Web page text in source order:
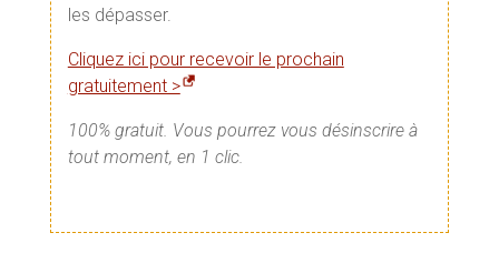
les dépasser.
Cliquez ici pour recevoir le prochain
gratuitement >
100% gratuit. Vous pourrez vous désinscrire à
tout moment, en 1 clic.